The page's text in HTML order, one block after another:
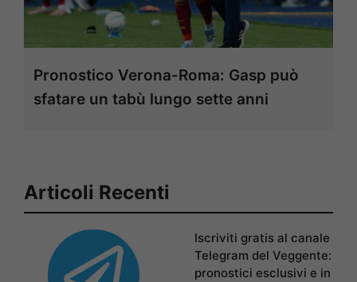
Pronostico Verona-Roma: Gasp può
sfatare un tabù lungo sette anni
Articoli Recenti
Iscriviti gratis al canale
Telegram del Veggente:
pronostici esclusivi e in